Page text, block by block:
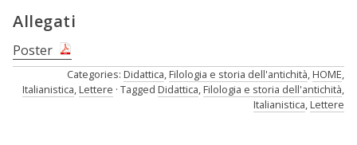
Allegati
Poster
Categories: Didattica,Filologia e storia dell'antichità,HOME,
Italianistica,Lettere Tagged Didattica,Filologia e storia dell'antichità,
Italianistica,Lettere